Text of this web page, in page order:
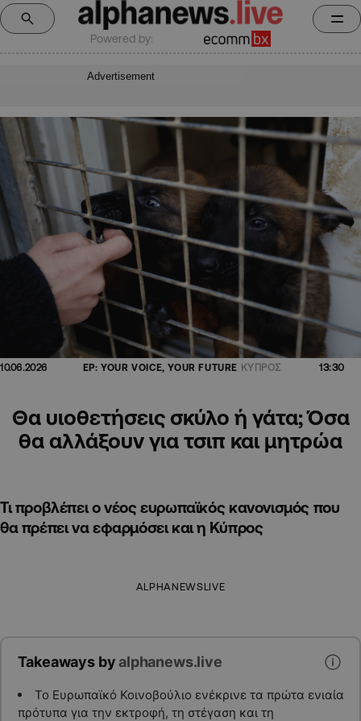
Powered by:
Advertisement
10.06.2026 EP: YOUR VOICE, YOUR FUTURE ΚΥΠΡΟΣ 13:30
Θα υιοθετήσεις σκύλο ή γάτα; Όσα
θα αλλάξουν για τσιπ και μητρώα
Τι προβλέπει ο νέος ευρωπαϊκός κανονισμός που
θα πρέπει να εφαρμόσει και η Κύπρος
ALPHANEWSLIVE
Takeaways byalphanews.live
Το Ευρωπαϊκό Κοινοβούλιο ενέκρινε τα πρώτα ενιαία
πρότυπα για την εκτροφή, τη στέγαση και τη